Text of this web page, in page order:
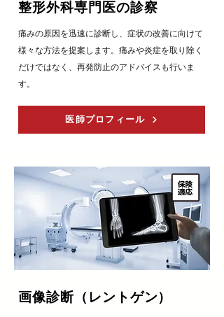
​整形外科専門医の診察
​痛みの原因を迅速に診断し、症状の改善に向けて
様々な方法を提案します。痛みや炎症を取り除く
だけではなく、再発防止のアドバイスも行いま
す。
医師プロフィール
​画像診断（レントゲン）